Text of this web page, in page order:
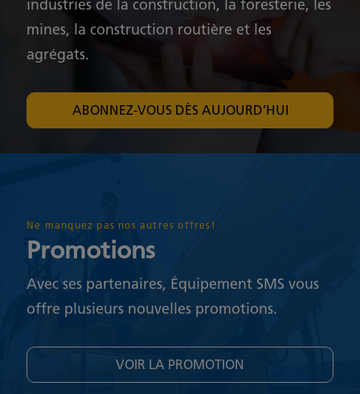
Ne manquez pas nos autres offres!
Promotions
Avec ses partenaires, Équipement SMS vous
offre plusieurs nouvelles promotions.
VOIR LA PROMOTION
industries de la construction, la foresterie, les
mines, la construction routière et les
agrégats.
ABONNEZ-VOUS DÈS AUJOURD’HUI